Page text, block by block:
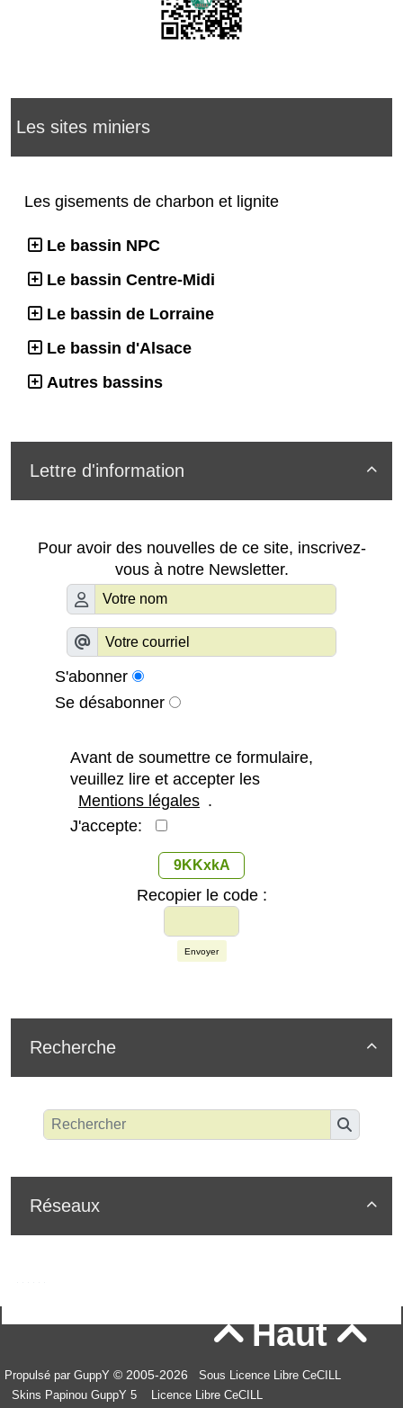
Les sites miniers
Les gisements de charbon et lignite
Le bassin NPC
Le bassin Centre-Midi
Le bassin de Lorraine
Le bassin d'Alsace
Autres bassins

Lettre d'information
Pour avoir des nouvelles de ce site, inscrivez-
vous à notre Newsletter.
S'abonner
Se désabonner
Avant de soumettre ce formulaire,
veuillez lire et accepter les
Mentions légales .
J'accepte:
9KKxkA
Recopier le code :
Envoyer

Recherche

Réseaux
Haut
Propulsé par GuppY © 2005-2026
Sous Licence Libre CeCILL
Skins Papinou GuppY 5
Licence Libre CeCILL